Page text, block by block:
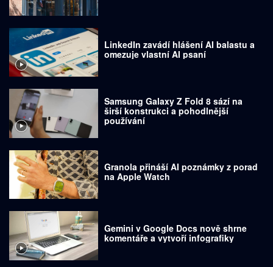
LinkedIn zavádí hlášení AI balastu a
omezuje vlastní AI psaní
Samsung Galaxy Z Fold 8 sází na
širší konstrukci a pohodlnější
používání
Granola přináší AI poznámky z porad
na Apple Watch
Gemini v Google Docs nově shrne
komentáře a vytvoří infografiky